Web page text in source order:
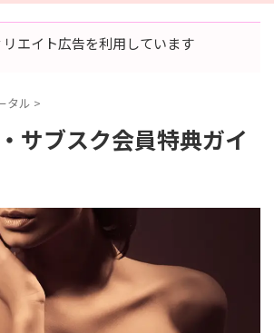
エイト広告を利用しています
タル >
サブスク会員特典ガイ